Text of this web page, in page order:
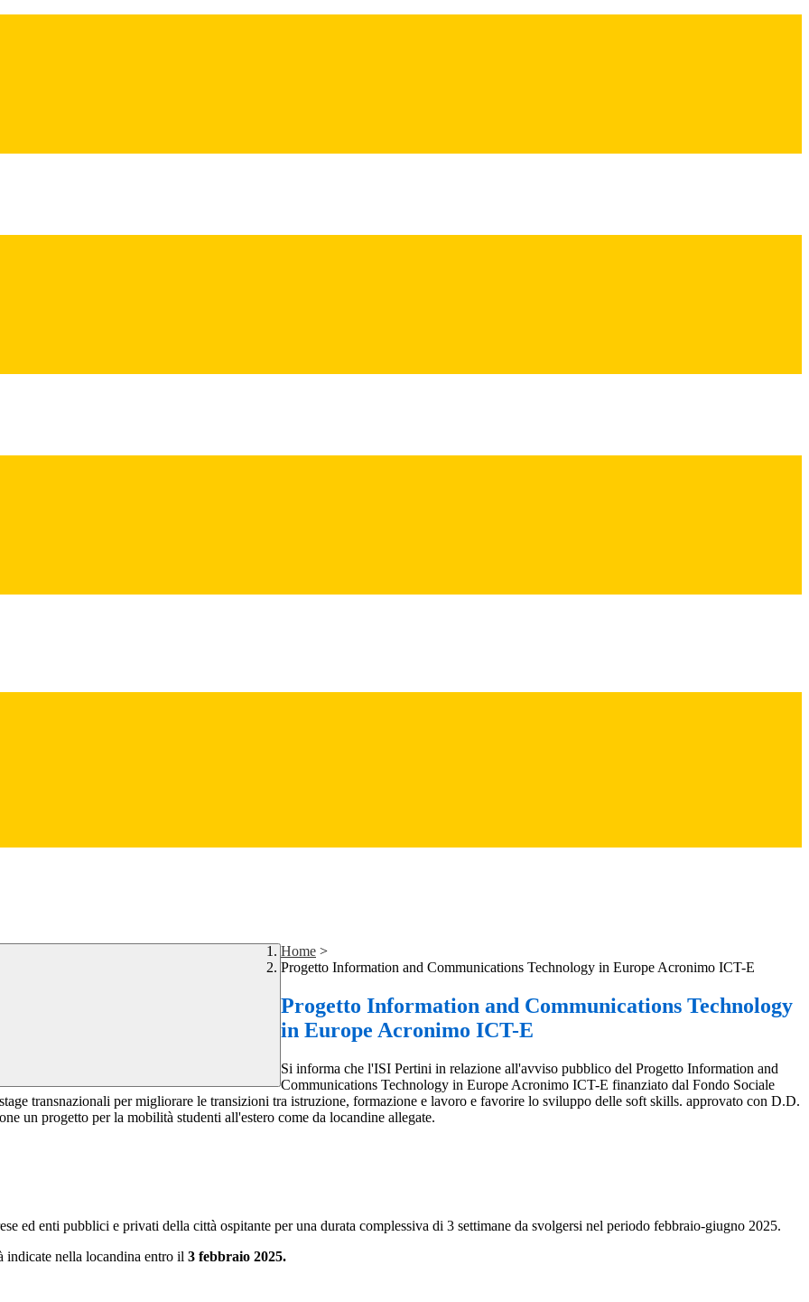
Home >
Progetto Information and Communications Technology in Europe Acronimo ICT-E
Progetto Information and Communications Technology
in Europe Acronimo ICT-E
Si informa che l'ISI Pertini in relazione all'avviso pubblico del Progetto Information and
Communications Technology in Europe Acronimo ICT-E finanziato dal Fondo Sociale
transnazionali per migliorare le transizioni tra istruzione, formazione e lavoro e favorire lo sviluppo delle soft skills. approvato con D.D.
un progetto per la mobilità studenti all'estero come da locandine allegate.
ed enti pubblici e privati della città ospitante per una durata complessiva di 3 settimane da svolgersi nel periodo febbraio-giugno 2025.
indicate nella locandina entro il 3 febbraio 2025.